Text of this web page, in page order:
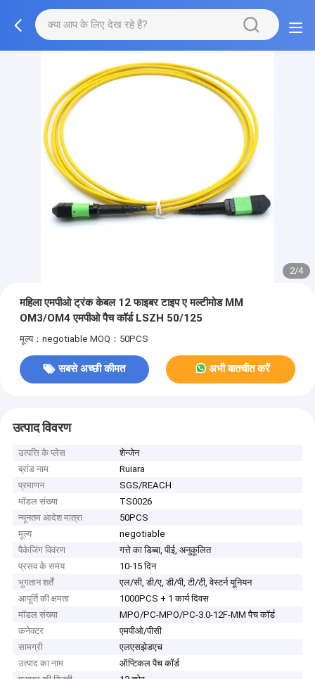
2/4
महिला एमपीओ ट्रंक केबल 12 फाइबर टाइप ए मल्टीमोड MM
OM3/OM4 एमपीओ पैच कॉर्ड LSZH 50/125
मूल्य：negotiable MOQ：50PCS
सबसे अच्छी कीमत अभी बातचीत करें
उत्पाद विवरण
उत्पत्ति के प्लेस
शेन्जेन
ब्रांड नाम
Ruiara
प्रमाणन
SGS/REACH
मॉडल संख्या
TS0026
न्यूनतम आदेश मात्रा
50PCS
मूल्य
negotiable
पैकेजिंग विवरण
गत्ते का डिब्बा, पीई, अनुकूलित
प्रसव के समय
10-15 दिन
भुगतान शर्तें
एल/सी, डी/ए, डी/पी, टी/टी, वेस्टर्न यूनियन
आपूर्ति की क्षमता
1000PCS + 1 कार्य दिवस
मॉडल संख्या
MPO/PC-MPO/PC-3.0-12F-MM पैच कॉर्ड
कनेक्टर
एमपीओ/पीसी
सामग्री
एलएसझेडएच
उत्पाद का नाम
ऑप्टिकल पैच कॉर्ड